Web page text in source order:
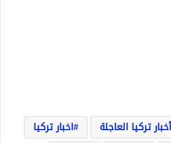
أخبار تركيا العاجلة
اخبار تركيا